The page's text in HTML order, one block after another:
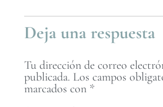
Deja una respuesta
Tu dirección de correo
publicada. Los campos
marcados con *